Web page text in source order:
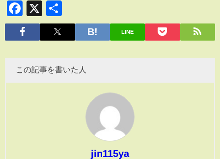
Facebook
X
有
LINE
この記事を書いた人
jin115ya